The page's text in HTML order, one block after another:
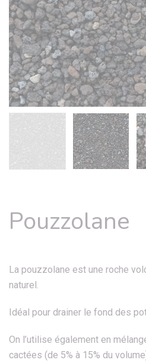
Pouzzolane
La pouzzolane est une roche
naturel.
Idéal pour drainer le fond des
On l’utilise également en
cactées (de 5% à 15% du